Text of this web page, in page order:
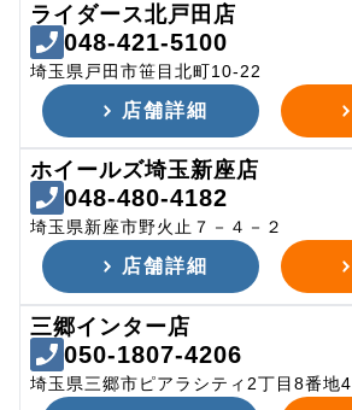
ライダース北戸田店
048-421-5100
埼玉県戸田市笹目北町10-22
店舗詳細
ホイールズ埼玉新座店
048-480-4182
埼玉県新座市野火止７－４－２
店舗詳細
三郷インター店
050-1807-4206
埼玉県三郷市ピアラシティ2丁目8番地4